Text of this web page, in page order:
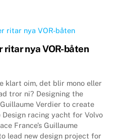
ritar nya VOR-båten
klart oim, det blir mono eller
tror ni? Designing the
Guillaume Verdier to create
Design racing yacht for Volvo
France’s Guillaume
lead new design project for